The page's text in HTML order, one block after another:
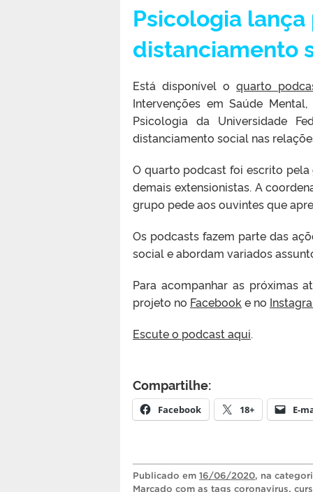
Psicologia
distanciamento
Está disponível oquarto
Intervenções em Saúde
Psicologia da Universidade
distanciamento social nas
O quarto podcast foi escrito
demais extensionistas. A
grupo pede aos ouvintes que
Os podcasts fazem parte das
social e abordam variados
Para acompanhar as próximas
projeto no Facebook e no
Escute o podcast aqui.
Compartilhe:
Facebook 18+ E-
Publicado em 16/06/2020, na
Marcado com as tags coronavirus,